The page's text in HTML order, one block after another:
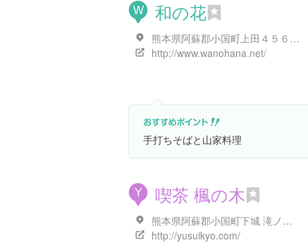
W 和の花
熊本県阿蘇郡小国町上田４５６９-１
http://www.wanohana.net/
手打ちそばと山家料理
Y 喫茶 楓の木
熊本県阿蘇郡小国町下城 滝ノ上4839
http://yusuikyo.com/